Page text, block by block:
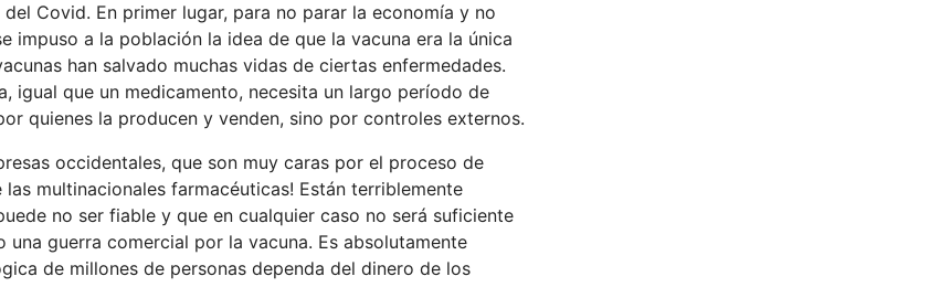
Covid. En primer lugar, para no parar la economía y no
impuso a la población la idea de que la vacuna era la única
han salvado muchas vidas de ciertas enfermedades.
igual que un medicamento, necesita un largo período de
quienes la producen y venden, sino por controles externos.
occidentales, que son muy caras por el proceso de
multinacionales farmacéuticas! Están terriblemente
no ser fiable y que en cualquier caso no será suficiente
guerra comercial por la vacuna. Es absolutamente
de millones de personas dependa del dinero de los